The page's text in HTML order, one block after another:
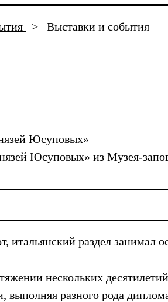
> Выставки и события
Юсуповых»
Юсуповых» из Музея-
раздел занимал
нескольких
выполняя разного рода